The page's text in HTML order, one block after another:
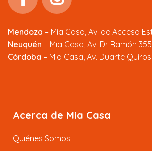
Mendoza – Mia Casa, Av. de Acceso
Neuquén – Mia Casa, Av. Dr Ramón 355
Córdoba – Mia Casa, Av. Duarte
Acerca de Mia Casa
Quiénes Somos